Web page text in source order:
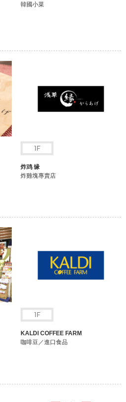
韓國小菜
炸鸡 缘
炸雞塊專賣店
KALDI COFFEE FARM
咖啡豆／進口食品